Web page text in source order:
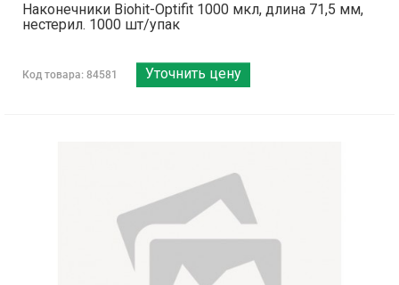
Наконечники Biohit-Optifit 1000 мкл, длина 71,5 мм,
нестерил. 1000 шт/упак
Код товара: 84581 Уточнить цену